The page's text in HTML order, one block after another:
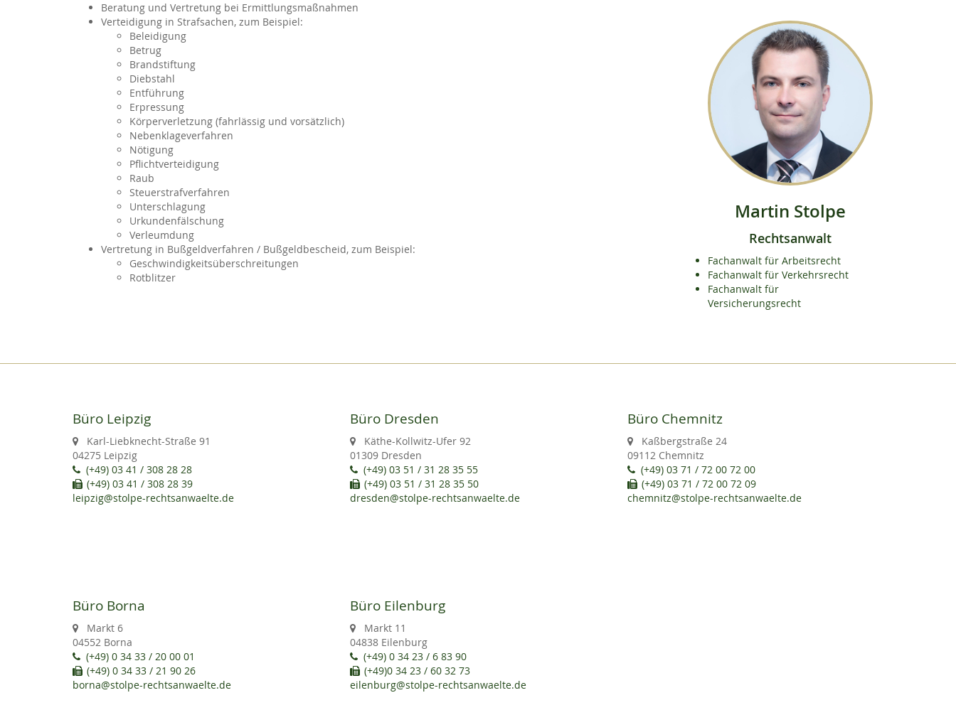
Beratung und Vertretung bei Ermittlungsmaßnahmen
Verteidigung in Strafsachen, zum Beispiel:
Beleidigung
Betrug
Brandstiftung
Diebstahl
Entführung
Erpressung
Körperverletzung (fahrlässig und vorsätzlich)
Nebenklageverfahren
Nötigung
Pflichtverteidigung
Raub
Steuerstrafverfahren
Unterschlagung
Urkundenfälschung
Verleumdung
Vertretung in Bußgeldverfahren / Bußgeldbescheid, zum Beispiel:
Geschwindigkeitsüberschreitungen
Rotblitzer
Martin Stolpe
Rechtsanwalt
Fachanwalt für Arbeitsrecht
Fachanwalt für Verkehrsrecht
Fachanwalt für
Versicherungsrecht
Büro Leipzig
Karl-Liebknecht-Straße 91
04275 Leipzig
(+49) 03 41 / 308 28 28
(+49) 03 41 / 308 28 39
leipzig@stolpe-rechtsanwaelte.de
Büro Dresden
Käthe-Kollwitz-Ufer 92
01309 Dresden
(+49) 03 51 / 31 28 35 55
(+49) 03 51 / 31 28 35 50
dresden@stolpe-rechtsanwaelte.de
Büro Chemnitz
Kaßbergstraße 24
09112 Chemnitz
(+49) 03 71 / 72 00 72 00
(+49) 03 71 / 72 00 72 09
chemnitz@stolpe-rechtsanwaelte.de
Büro Borna
Markt 6
04552 Borna
(+49) 0 34 33 / 20 00 01
(+49) 0 34 33 / 21 90 26
borna@stolpe-rechtsanwaelte.de
Büro Eilenburg
Markt 11
04838 Eilenburg
(+49) 0 34 23 / 6 83 90
(+49)0 34 23 / 60 32 73
eilenburg@stolpe-rechtsanwaelte.de